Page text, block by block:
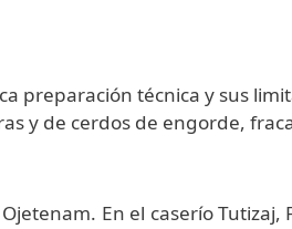
preparación técnica y sus
y de cerdos de engorde,
En el caserío